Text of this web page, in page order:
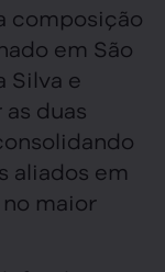
composição
em São
Silva e
duas
aliados em
maior